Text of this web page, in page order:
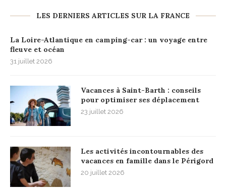
LES DERNIERS ARTICLES SUR LA FRANCE
La Loire-Atlantique en camping-car : un voyage entre
fleuve et océan
31 juillet 2026
Vacances à Saint-Barth : conseils
pour optimiser ses déplacement
23 juillet 2026
Les activités incontournables des
vacances en famille dans le Périgord
20 juillet 2026